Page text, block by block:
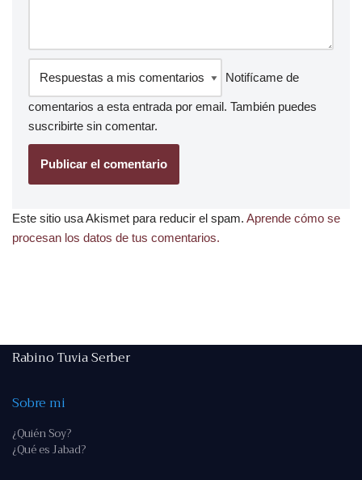
Notifícame de
comentarios a esta entrada por email. También puedes
suscribirte sin comentar.
Este sitio usa Akismet para reducir el spam. Aprende cómo se
procesan los datos de tus comentarios.
Rabino Tuvia Serber
Sobre mi
¿Quién Soy?
¿Qué es Jabad?